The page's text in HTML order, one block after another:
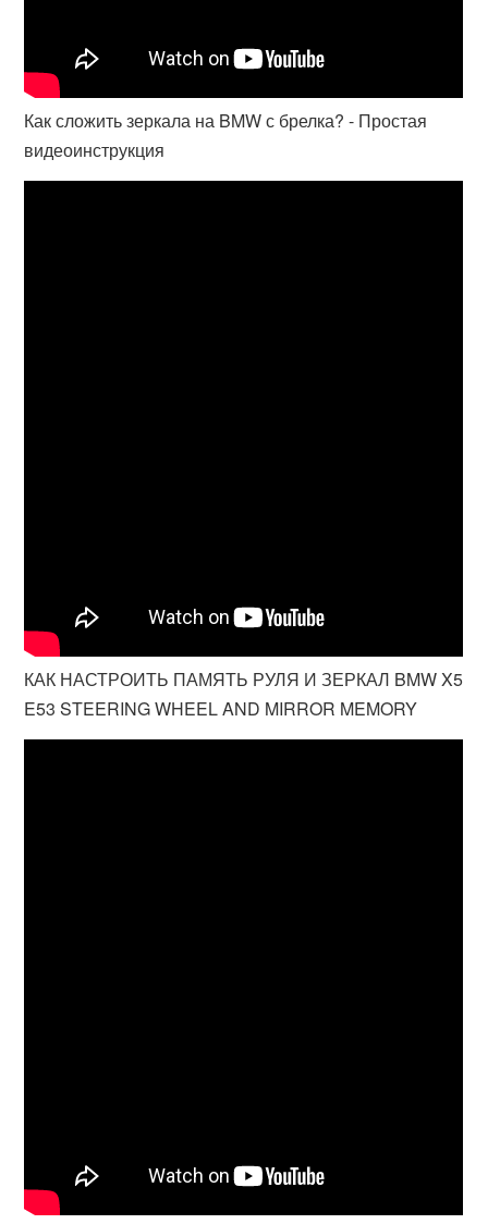
Как сложить зеркала на BMW с брелка? - Простая
видеоинструкция
КАК НАСТРОИТЬ ПАМЯТЬ РУЛЯ И ЗЕРКАЛ BMW X5
E53 STEERING WHEEL AND MIRROR MEMORY